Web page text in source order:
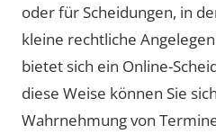
oder für Scheidungen, in
kleine rechtliche
bietet sich ein Online-
diese Weise können Sie
Wahrnehmung von